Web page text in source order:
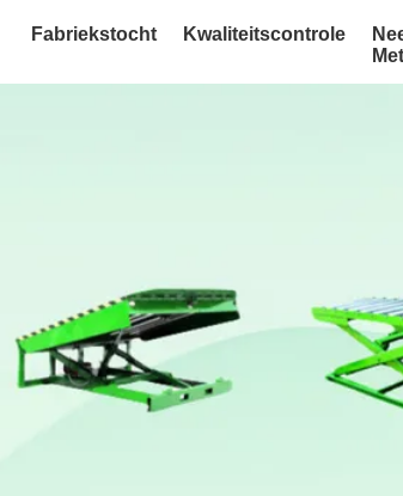
Fabriekstocht Kwaliteitscontrole